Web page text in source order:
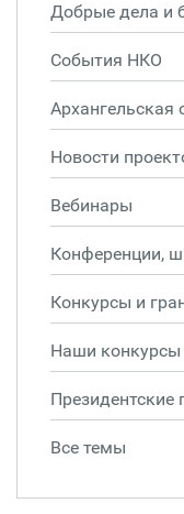
Добрые дела и
События НКО
Архангельская
Новости
Вебинары
Конференции,
Конкурсы и
Наши конкурсы
Президентские
Все темы